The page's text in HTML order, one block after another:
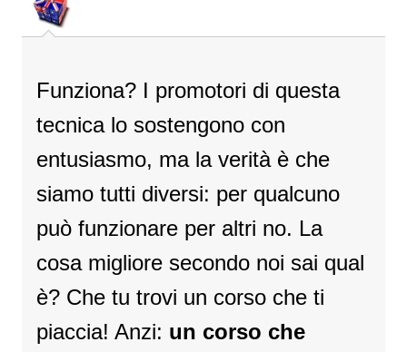
Funziona? I promotori di questa
tecnica lo sostengono con
entusiasmo, ma la verità è che
siamo tutti diversi: per qualcuno
può funzionare per altri no. La
cosa migliore secondo noi sai qual
è? Che tu trovi un corso che ti
piaccia! Anzi: un corso che